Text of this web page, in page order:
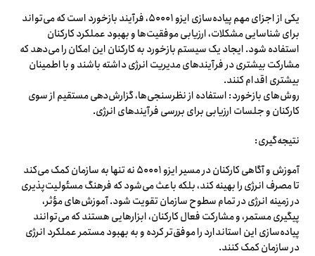
یکی از اجزای مهم پیاده‌سازی ایزو ۵۰۰۰۱، فرآیند بازخورد است که می‌تواند
برای شناسایی مشکلات، ارزیابی موفقیت‌ها و بهبود عملکرد کارکنان
استفاده شود. ایجاد یک سیستم بازخورد به کارکنان این امکان را می‌دهد که
مشارکت بیشتری در فرآیندهای مدیریت انرژی داشته باشند و با اطمینان
بیشتری اقدام کنند.
روش‌های بازخورد: استفاده از نظرسنجی‌ها، گزارش‌دهی مستقیم از سوی
کارکنان و جلسات ارزیابی برای بررسی فرآیندهای انرژی.
نتیجه‌گیری:
آموزش و آگاهی کارکنان در مسیر ایزو ۵۰۰۰۱ نه تنها به سازمان کمک می‌کند
تا مصرف انرژی را بهینه کند، بلکه باعث می‌شود که فرهنگ مسئولیت‌پذیری
در زمینه انرژی در تمام سطوح سازمان تقویت شود. آموزش‌های مؤثر،
پیگیری مستمر، و مشارکت فعال کارکنان، ابزارهایی هستند که می‌توانند
پیاده‌سازی این استاندارد را موفق‌تر کرده و به بهبود مستمر عملکرد انرژی
در سازمان کمک کنند.